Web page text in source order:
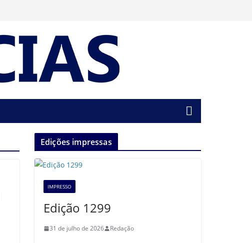
Edições impressas
IMPRESSO
Edição 1299
31 de julho de 2026 Redação